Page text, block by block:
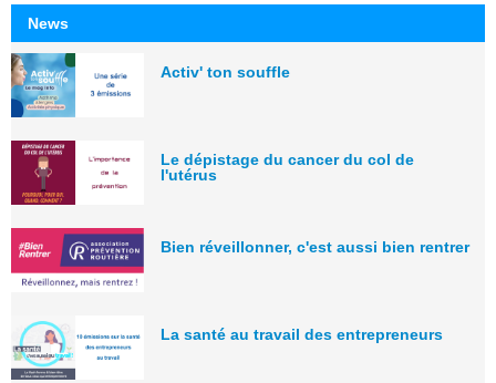
News
Activ' ton souffle
Le dépistage du cancer du col de
l'utérus
Bien réveillonner, c'est aussi bien rentrer
La santé au travail des entrepreneurs